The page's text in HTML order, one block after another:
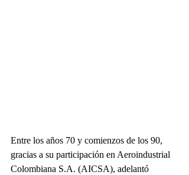
Entre los años 70 y comienzos de los 90,
gracias a su participación en Aeroindustrial
Colombiana S.A. (AICSA), adelantó